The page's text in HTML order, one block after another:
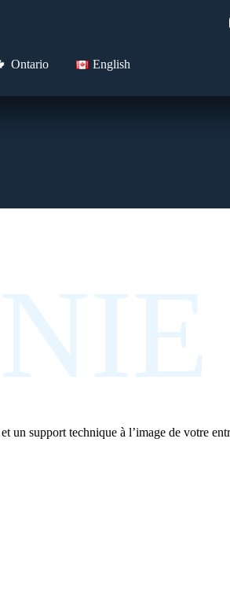
Ontario English
un support technique à l’image de votre